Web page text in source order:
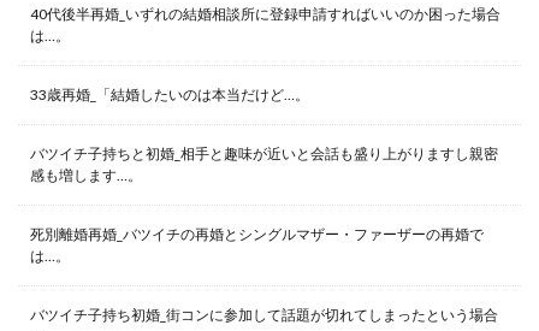
40代後半再婚_いずれの結婚相談所に登録申請すればいいのか困った場合
は…。
33歳再婚_「結婚したいのは本当だけど…。
バツイチ子持ちと初婚_相手と趣味が近いと会話も盛り上がりますし親密
感も増します…。
死別離婚再婚_バツイチの再婚とシングルマザー・ファーザーの再婚で
は…。
バツイチ子持ち初婚_街コンに参加して話題が切れてしまったという場合